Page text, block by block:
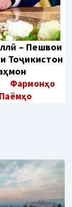
– Пешвои
Тоҷикистон
Фармонҳо
Паёмҳо